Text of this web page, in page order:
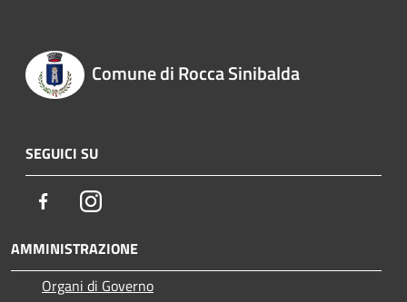
Comune di Rocca Sinibalda
SEGUICI SU
FacebookInstagram
AMMINISTRAZIONE
Organi di Governo